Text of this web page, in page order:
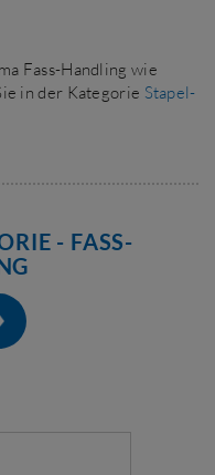
Fass-Handling wie
in der Kategorie Stapel-
- FASS-